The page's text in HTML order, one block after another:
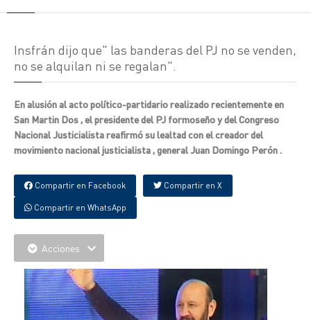
Insfrán dijo que" las banderas del PJ no se venden,
no se alquilan ni se regalan".
En alusión al acto político-partidario realizado recientemente en
San Martin Dos , el presidente del PJ formoseño y del Congreso
Nacional Justicialista reafirmó su lealtad con el creador del
movimiento nacional justicialista , general Juan Domingo Perón .
Compartir en Facebook Compartir en X
Compartir en WhatsApp
Acciones